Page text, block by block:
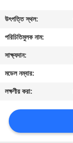
মান
নিয়ন্ত্রণ
যোগাযোগ
উদ্ধৃতির
উৎপত্তি স্থল:
পরিচিতিমুলক নাম:
সাক্ষ্যদান:
মডেল নম্বার:
লক্ষণীয় করা: